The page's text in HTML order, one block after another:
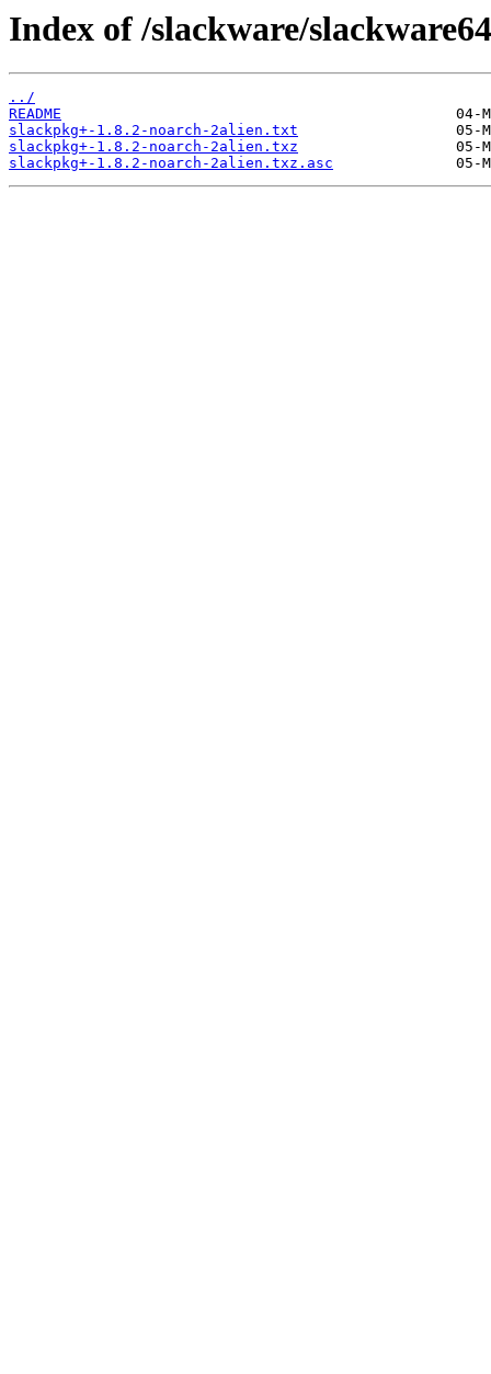
Index of /slackware/
../
README
slackpkg+-1.8.2-noarch-2alien.txt
slackpkg+-1.8.2-noarch-2alien.txz
slackpkg+-1.8.2-noarch-2alien.txz.asc